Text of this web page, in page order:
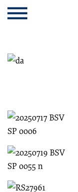
Cookie
Einstellungen
Zum
Inhalt
springen
Cookie
Einstellungen
Kopfbereich
MENU